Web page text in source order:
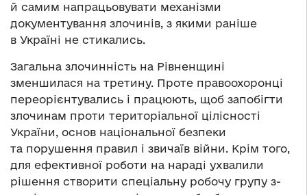
й самим напрацьовувати механізми
документування злочинів, з якими раніше
в Україні не стикались.
Загальна злочинність на Рівненщині
зменшилася на третину. Проте правоохоронці
переорієнтувались і працюють, щоб запобігти
злочинам проти територіальної цілісності
України, основ національної безпеки
та порушення правил і звичаїв війни. Крім того,
для ефективної роботи на нараді ухвалили
рішення створити спеціальну робочу групу з-